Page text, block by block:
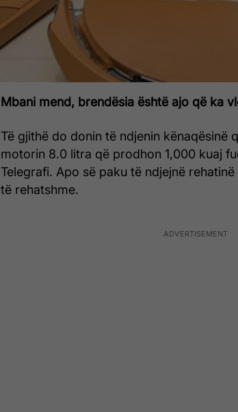
Mbani mend, brendësia është ajo që ka
Të gjithë do donin të ndjenin kënaqësinë
motorin 8.0 litra që prodhon 1,000 kuaj
Telegrafi. Apo së paku të ndjejnë
të rehatshme.